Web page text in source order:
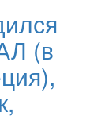
(в